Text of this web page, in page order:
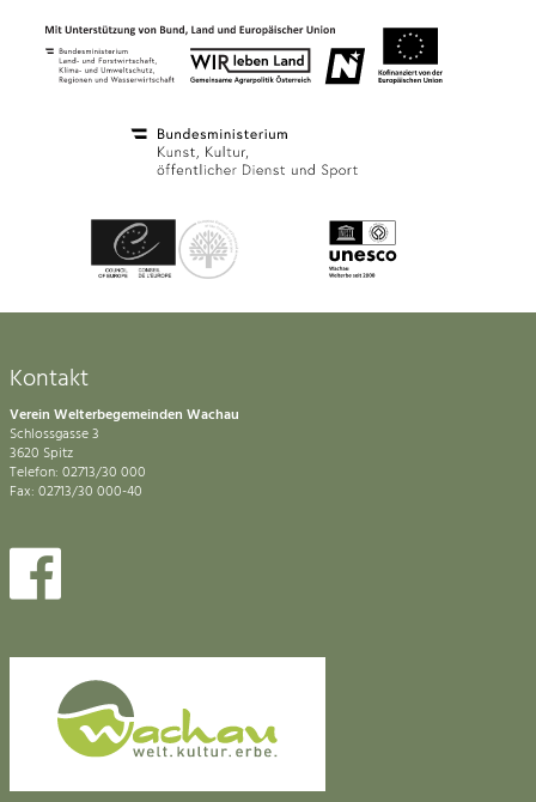
Kontakt
Verein Welterbegemeinden Wachau
Schlossgasse 3
3620 Spitz
Telefon: 02713/30 000
Fax: 02713/30 000-40